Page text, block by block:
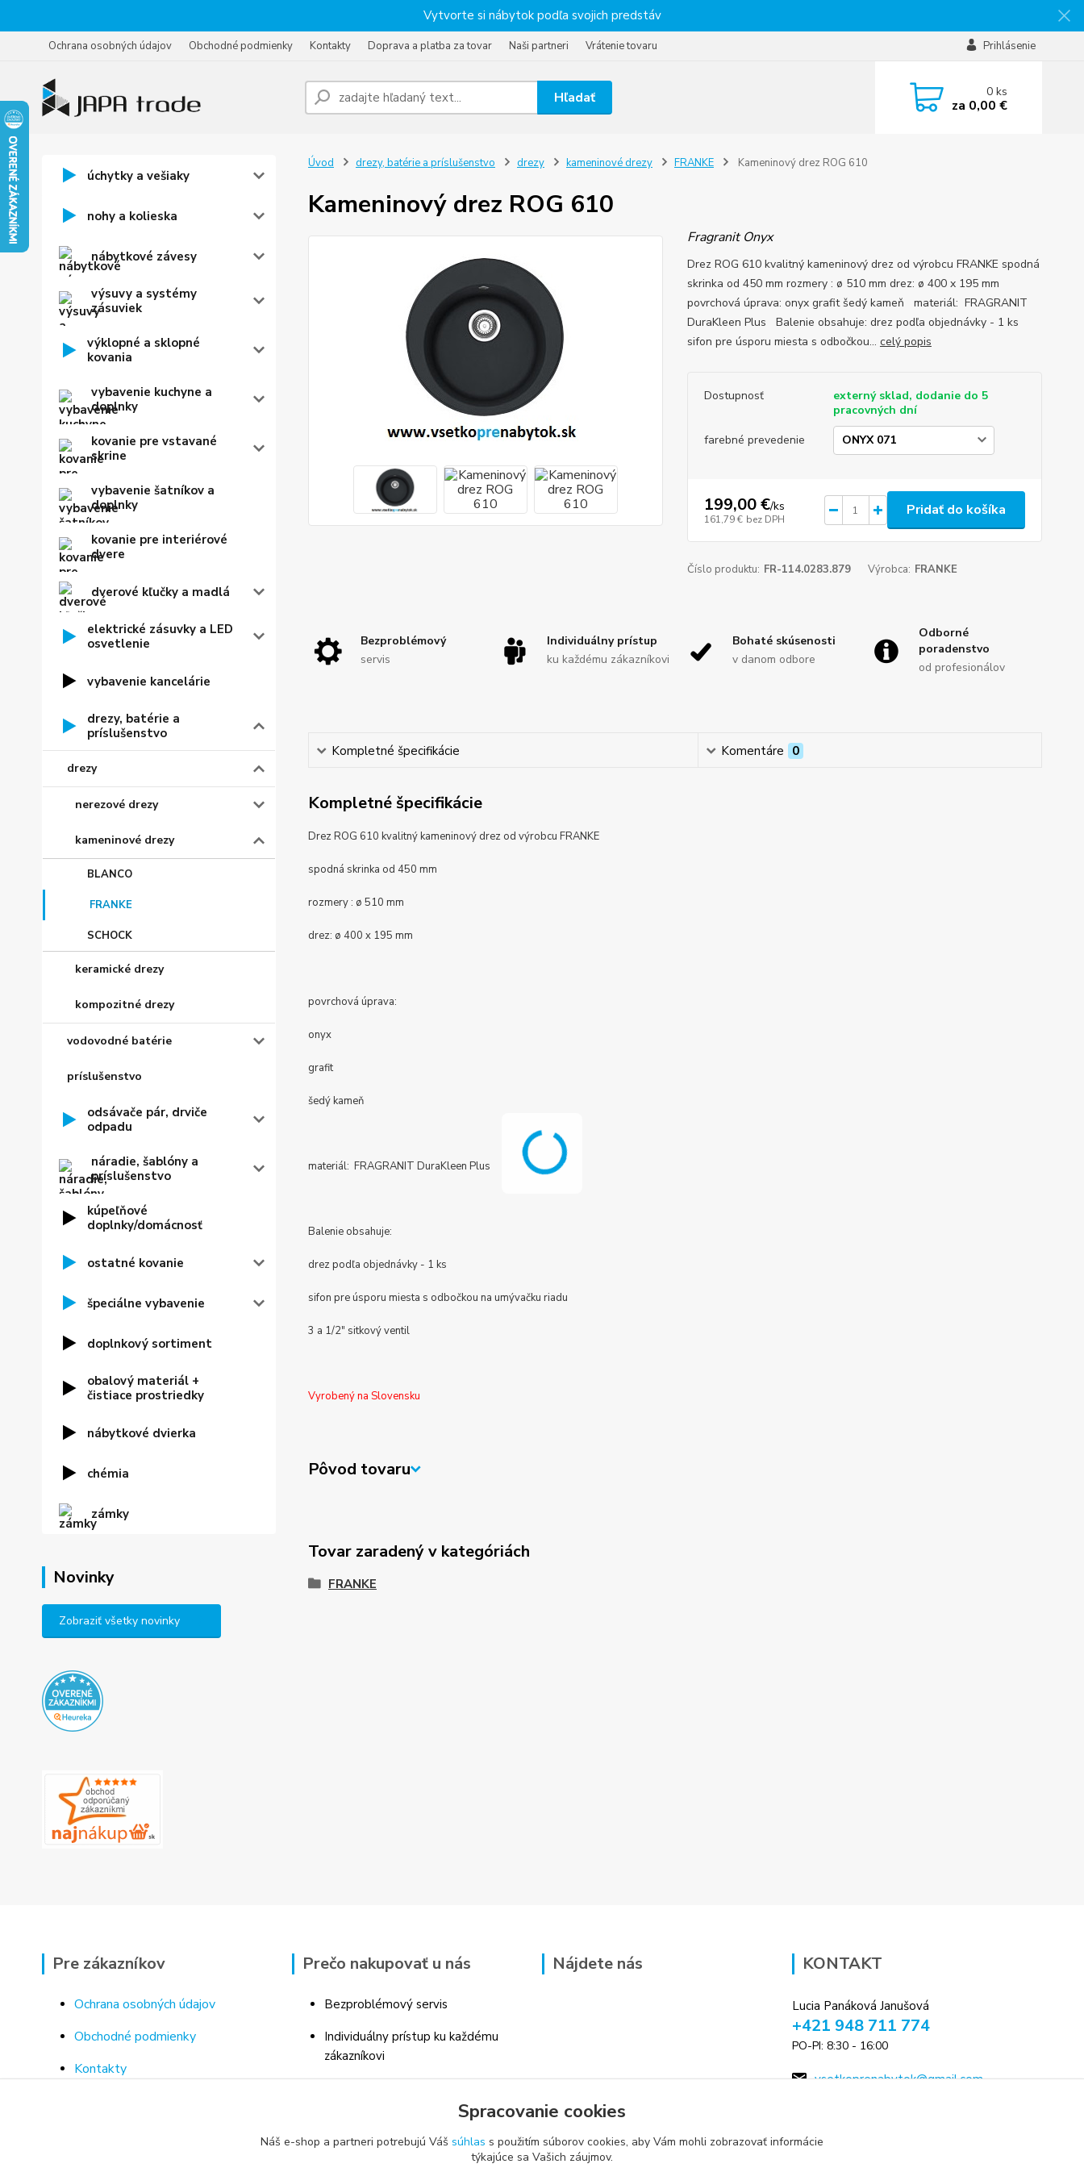
Vytvorte si nábytok podľa svojich predstáv
Ochrana osobných údajov Obchodné podmienky Kontakty Doprava a platba za tovar Naši partneri Vrátenie tovaru Prihlásenie
Hľadať 0ks
za 0,00 €
úchytky a vešiaky
nohy a kolieska
nábytkové závesy
výsuvy a systémy
zásuviek
výklopné a sklopné
kovania
vybavenie kuchyne a
doplnky
kovanie pre vstavané
skrine
vybavenie šatníkov a
doplnky
kovanie pre interiérové
dvere
dverové kľučky a madlá
elektrické zásuvky a LED
osvetlenie
vybavenie kancelárie
drezy, batérie a
príslušenstvo
drezy
nerezové drezy
kameninové drezy
BLANCO
FRANKE
SCHOCK
keramické drezy
kompozitné drezy
vodovodné batérie
príslušenstvo
odsávače pár, drviče
odpadu
náradie, šablóny a
príslušenstvo
kúpeľňové
doplnky/domácnosť
ostatné kovanie
špeciálne vybavenie
doplnkový sortiment
obalový materiál +
čistiace prostriedky
nábytkové dvierka
chémia
zámky
Novinky
Zobraziť všetky novinky
Úvod drezy, batérie a príslušenstvo drezy kameninové drezy FRANKE Kameninový drez ROG 610
Kameninový drez ROG 610
Fragranit Onyx
Drez ROG 610 kvalitný kameninový drez od výrobcu FRANKE spodná
skrinka od 450 mm rozmery : ø 510 mm drez: ø 400 x 195 mm
povrchová úprava: onyx grafit šedý kameň materiál: FRAGRANIT
DuraKleen Plus Balenie obsahuje: drez podľa objednávky - 1 ks
sifon pre úsporu miesta s odbočkou... celý popis
Dostupnosť
externý sklad, dodanie do 5
pracovných dní
farebné prevedenie
199,00 €/ks
161,79 € bez DPH
Pridať do košíka
Číslo produktu: FR-114.0283.879 Výrobca: FRANKE
Bezproblémový
servis
Individuálny prístup
ku každému zákazníkovi
Bohaté skúsenosti
v danom odbore
Odborné
poradenstvo
od profesionálov
Kompletné špecifikácie Komentáre 0
Kompletné špecifikácie
Drez ROG 610 kvalitný kameninový drez od výrobcu FRANKE
spodná skrinka od 450 mm
rozmery : ø 510 mm
drez: ø 400 x 195 mm
povrchová úprava:
onyx
grafit
šedý kameň
materiál: FRAGRANIT DuraKleen Plus
Balenie obsahuje:
drez podľa objednávky - 1 ks
sifon pre úsporu miesta s odbočkou na umývačku riadu
3 a 1/2" sitkový ventil
Vyrobený na Slovensku
Pôvod tovaru
Tovar zaradený v kategóriách
FRANKE
Pre zákazníkov
Ochrana osobných údajov
Obchodné podmienky
Kontakty
Prečo nakupovať u nás
Bezproblémový servis
Individuálny prístup ku každému
zákazníkovi
poradenstvo
Nájdete nás KONTAKT
Lucia Panáková Janušová
+421 948 711 774
PO-PI: 8:30 - 16:00
vsetkoprenabytok@gmail.com
Spracovanie cookies
Náš e-shop a partneri potrebujú Váš súhlas s použitím súborov cookies, aby Vám mohli zobrazovať informácie
týkajúce sa Vašich záujmov.